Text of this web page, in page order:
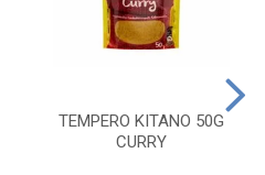
TEMPERO KITANO 50G
CURRY